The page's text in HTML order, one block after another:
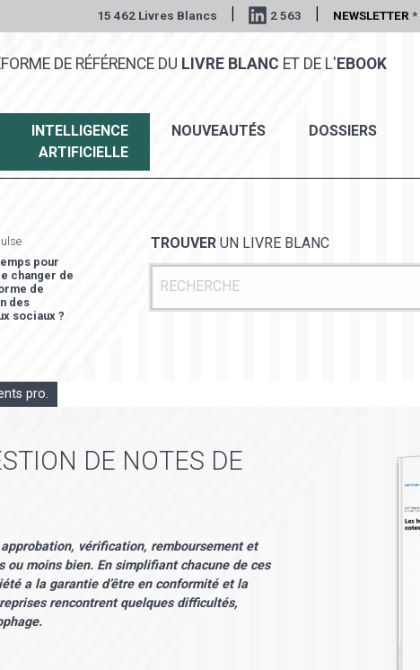
15 462 Livres Blancs | 2 563 | NEWSLETTER *
DE RÉFÉRENCE DU LIVRE BLANC ET DE L' EBOOK
INTELLIGENCE
ARTIFICIELLE
NOUVEAUTÉS DOSSIERS
pour
changer de
de
des
sociaux ?
TROUVER UN LIVRE BLANC
pro.
DE NOTES DE
vérification, remboursement et
moins bien. En simplifiant chacune de ces
a la garantie d’être en conformité et la
rencontrent quelques difficultés,